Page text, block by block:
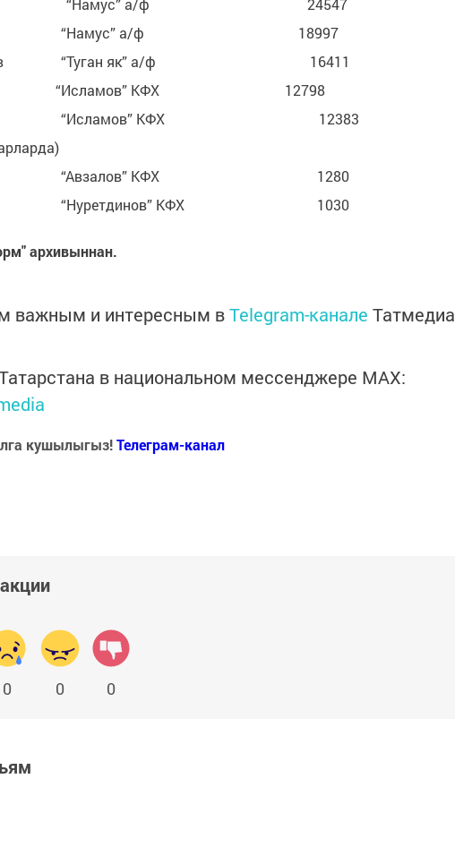
“Намус” а/ф 24547
“Намус” а/ф 18997
“Туган як” а/ф 16411
“Исламов” КФХ 12798
“Исламов” КФХ 12383
“Авзалов” КФХ 1280
“Нуретдинов” КФХ 1030
архивыннан.
важным и интересным вTelegram-канале Татмедиа
в национальном мессенджере MАХ:
кушылыгыз!Телеграм-канал
0 0 0